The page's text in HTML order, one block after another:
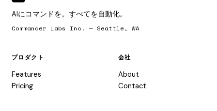
AIにコマンドを。すべてを自動化。
Commander Labs Inc. — Seattle, WA
プロダクト
Features
Pricing
会社
About
Contact